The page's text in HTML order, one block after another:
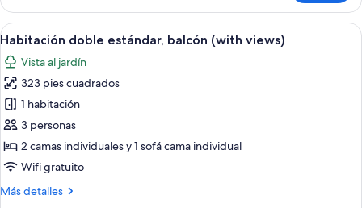
doble
familiar,
Terraza
Abrir
todas
las
fotos
de
Habitación
doble
estándar,
balcón
(with
Habitación de hotel con una cama
4
Habitación doble estándar, balcón (with views)
Vista al jardín
323 pies cuadrados
1 habitación
3 personas
2 camas individuales y 1 sofá cama individual
Wifi gratuito
Más detalles
Más